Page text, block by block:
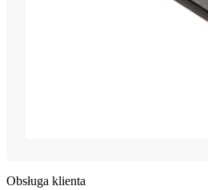
Obsługa klienta